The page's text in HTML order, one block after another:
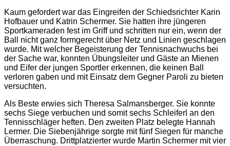
Kaum gefordert war das Eingreifen der Schiedsrichter Karin
Hofbauer und Katrin Schermer. Sie hatten ihre jüngeren
Sportkameraden fest im Griff und schritten nur ein, wenn der
Ball nicht ganz formgerecht über Netz und Linien geschlagen
wurde. Mit welcher Begeisterung der Tennisnachwuchs bei
der Sache war, konnten Übungsleiter und Gäste an Mienen
und Eifer der jungen Sportler erkennen, die keinen Ball
verloren gaben und mit Einsatz dem Gegner Paroli zu bieten
versuchten.
Als Beste erwies sich Theresa Salmansberger. Sie konnte
sechs Siege verbuchen und somit sechs Schleiferl an den
Tennisschläger heften. Den zweiten Platz belegte Hannah
Lermer. Die Siebenjährige sorgte mit fünf Siegen für manche
Überraschung. Drittplatzierter wurde Martin Schermer mit vier